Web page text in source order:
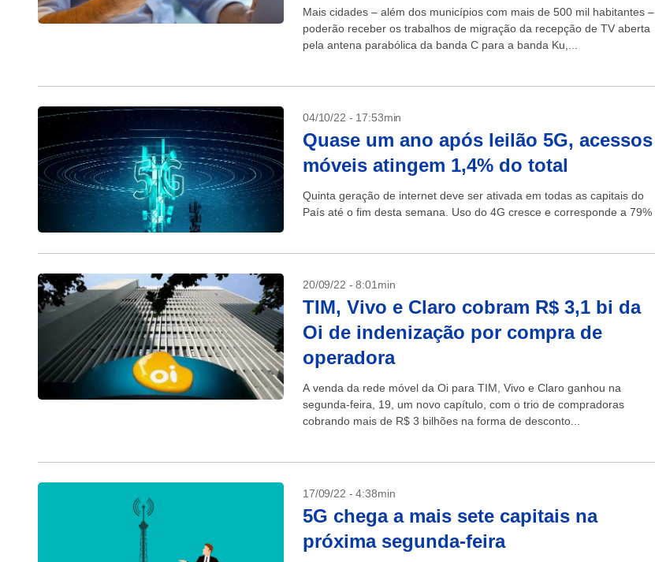
Mais cidades – além dos municípios com mais de 500 mil habitantes –
poderão receber os trabalhos de migração da recepção de TV aberta
pela antena parabólica da banda C para a banda Ku,...
04/10/22 - 17:53min
Quase um ano após leilão 5G, acessos
móveis atingem 1,4% do total
Quinta geração de internet deve ser ativada em todas as capitais do
País até o fim desta semana. Uso do 4G cresce e corresponde a 79%
20/09/22 - 8:01min
TIM, Vivo e Claro cobram R$ 3,1 bi da
Oi de indenização por compra de
operadora
A venda da rede móvel da Oi para TIM, Vivo e Claro ganhou na
segunda-feira, 19, um novo capítulo, com o trio de compradoras
cobrando mais de R$ 3 bilhões na forma de desconto...
17/09/22 - 4:38min
5G chega a mais sete capitais na
próxima segunda-feira